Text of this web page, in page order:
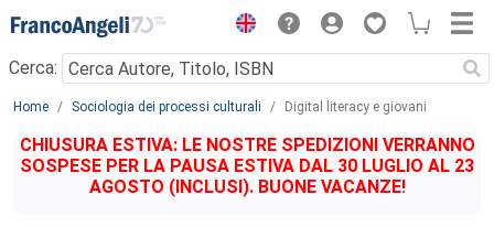
Menu
Cerca:
Main content
Home Sociologia dei processi culturali Digital literacy e giovani
CHIUSURA ESTIVA: LE NOSTRE SPEDIZIONI VERRANNO
SOSPESE PER LA PAUSA ESTIVA DAL 30 LUGLIO AL 23
AGOSTO (INCLUSI). BUONE VACANZE!